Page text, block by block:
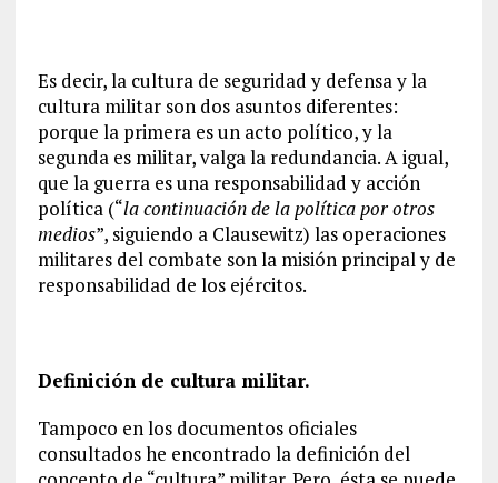
Es decir, la cultura de seguridad y defensa y la
cultura militar son dos asuntos diferentes:
porque la primera es un acto político, y la
segunda es militar, valga la redundancia. A igual,
que la guerra es una responsabilidad y acción
política (“la continuación de la política por otros
medios”, siguiendo a Clausewitz) las operaciones
militares del combate son la misión principal y de
responsabilidad de los ejércitos.
Definición de cultura militar.
Tampoco en los documentos oficiales
consultados he encontrado la definición del